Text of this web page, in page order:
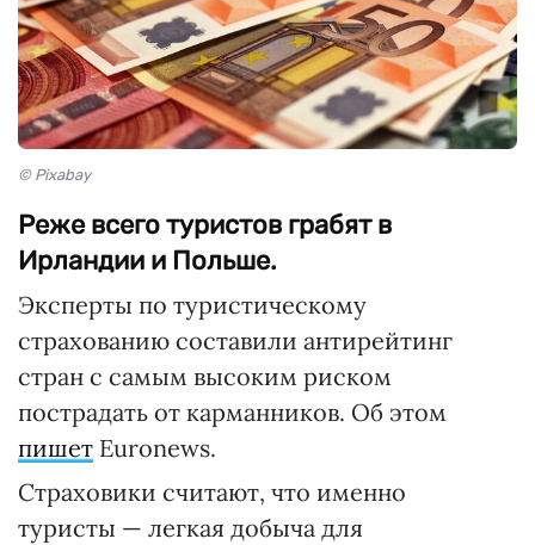
© Pixabay
Реже всего туристов грабят в
Ирландии и Польше.
Эксперты по туристическому
страхованию составили антирейтинг
стран с самым высоким риском
пострадать от карманников. Об этом
пишет Euronews.
Страховики считают, что именно
туристы — легкая добыча для